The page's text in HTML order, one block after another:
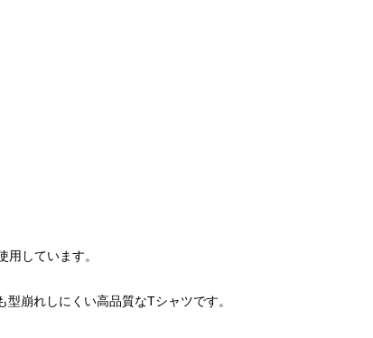
しています。
崩れしにくい高品質なTシャツです。